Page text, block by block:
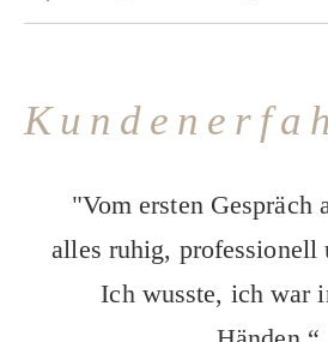
"Vom ersten Gespräch
alles ruhig, professionell
Ich wusste, ich war